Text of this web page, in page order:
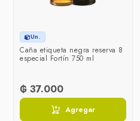
Un.
Caña etiqueta negra reserva 8
especial Fortín 750 ml
₲ 37.000
Agregar